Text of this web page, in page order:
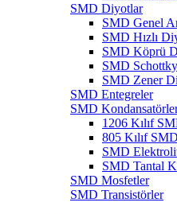
SMD Diyotlar
SMD Genel
SMD Hızlı
SMD Köprü
SMD
SMD Zener
SMD Entegreler
SMD
1206 Kılıf
805 Kılıf
SMD
SMD Tantal
SMD Mosfetler
SMD Transistörler